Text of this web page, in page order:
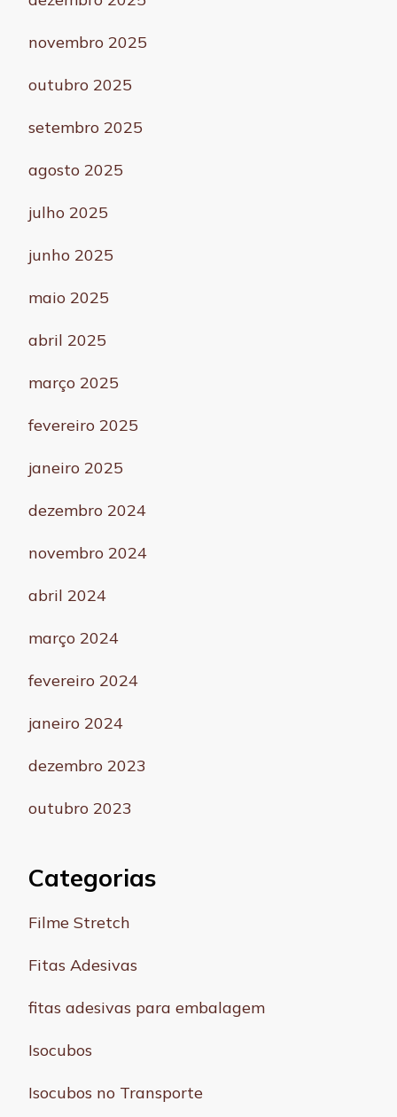
novembro 2025
outubro 2025
setembro 2025
agosto 2025
julho 2025
junho 2025
maio 2025
abril 2025
março 2025
fevereiro 2025
janeiro 2025
dezembro 2024
novembro 2024
abril 2024
março 2024
fevereiro 2024
janeiro 2024
dezembro 2023
outubro 2023
Categorias
Filme Stretch
Fitas Adesivas
fitas adesivas para embalagem
Isocubos
Isocubos no Transporte